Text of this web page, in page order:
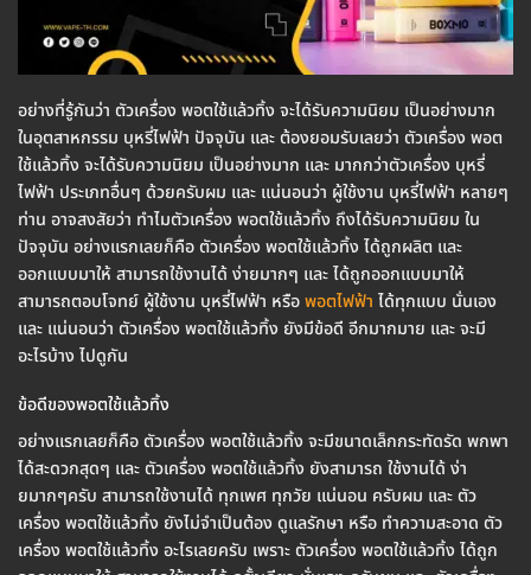
อย่างที่รู้กันว่า ตัวเครื่อง พอตใช้แล้วทิ้ง จะได้รับความนิยม เป็นอย่างมาก
ในอุตสาหกรรม บุหรี่ไฟฟ้า ปัจจุบัน และ ต้องยอมรับเลยว่า ตัวเครื่อง พอต
ใช้แล้วทิ้ง จะได้รับความนิยม เป็นอย่างมาก และ มากกว่าตัวเครื่อง บุหรี่
ไฟฟ้า ประเภทอื่นๆ ด้วยครับผม และ แน่นอนว่า ผู้ใช้งาน บุหรี่ไฟฟ้า หลายๆ
ท่าน อาจสงสัยว่า ทำไมตัวเครื่อง พอตใช้แล้วทิ้ง ถึงได้รับความนิยม ใน
ปัจจุบัน อย่างแรกเลยก็คือ ตัวเครื่อง พอตใช้แล้วทิ้ง ได้ถูกผลิต และ
ออกแบบมาให้ สามารถใช้งานได้ ง่ายมากๆ และ ได้ถูกออกแบบมาให้
สามารถตอบโจทย์ ผู้ใช้งาน บุหรี่ไฟฟ้า หรือพอตไฟฟ้า ได้ทุกแบบ นั่นเอง
และ แน่นอนว่า ตัวเครื่อง พอตใช้แล้วทิ้ง ยังมีข้อดี อีกมากมาย และ จะมี
อะไรบ้าง ไปดูกัน
ข้อดีของพอตใช้แล้วทิ้ง
อย่างแรกเลยก็คือ ตัวเครื่อง พอตใช้แล้วทิ้ง จะมีขนาดเล็กกระทัดรัด พกพา
ได้สะดวกสุดๆ และ ตัวเครื่อง พอตใช้แล้วทิ้ง ยังสามารถ ใช้งานได้ ง่า
ยมากๆครับ สามารถใช้งานได้ ทุกเพศ ทุกวัย แน่นอน ครับผม และ ตัว
เครื่อง พอตใช้แล้วทิ้ง ยังไม่จำเป็นต้อง ดูแลรักษา หรือ ทำความสะอาด ตัว
เครื่อง พอตใช้แล้วทิ้ง อะไรเลยครับ เพราะ ตัวเครื่อง พอตใช้แล้วทิ้ง ได้ถูก